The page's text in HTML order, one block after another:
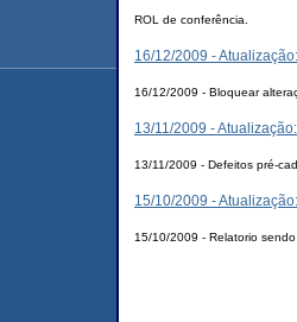
ROL de conferência.
16/12/2009 -
16/12/2009 - Bloquear
13/11/2009 -
13/11/2009 - Defeitos pré-
15/10/2009 -
15/10/2009 - Relatorio